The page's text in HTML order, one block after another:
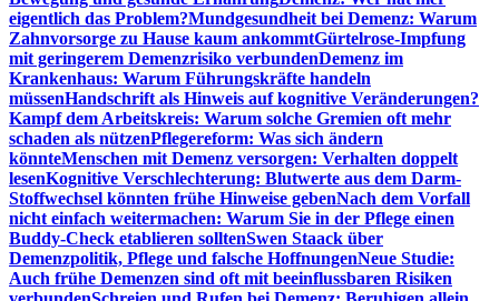
eigentlich das Problem?Mundgesundheit bei Demenz: Warum
Zahnvorsorge zu Hause kaum ankommtGürtelrose-Impfung
mit geringerem Demenzrisiko verbundenDemenz im
Krankenhaus: Warum Führungskräfte handeln
müssenHandschrift als Hinweis auf kognitive Veränderungen?
Kampf dem Arbeitskreis: Warum solche Gremien oft mehr
schaden als nützenPflegereform: Was sich ändern
könnteMenschen mit Demenz versorgen: Verhalten doppelt
lesenKognitive Verschlechterung: Blutwerte aus dem Darm-
Stoffwechsel könnten frühe Hinweise gebenNach dem Vorfall
nicht einfach weitermachen: Warum Sie in der Pflege einen
Buddy-Check etablieren solltenSwen Staack über
Demenzpolitik, Pflege und falsche HoffnungenNeue Studie:
Auch frühe Demenzen sind oft mit beeinflussbaren Risiken